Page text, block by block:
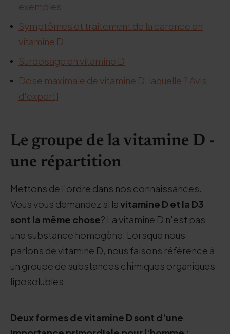
exemples
Symptômes et traitement de la carence en
vitamine D
Surdosage en vitamine D
Dose maximale de vitamine D, laquelle ? Avis
d'expert]
Le groupe de la vitamine D -
une répartition
Mettons de l'ordre dans nos connaissances.
Vous vous demandez si lavitamine D et la D3
sont la même chose? La vitamine D n'est pas
une substance homogène. Lorsque nous
parlons de vitamine D, nous faisons référence à
un groupe de substances chimiques organiques
liposolubles.
Deux formes de vitamine D sont d'une